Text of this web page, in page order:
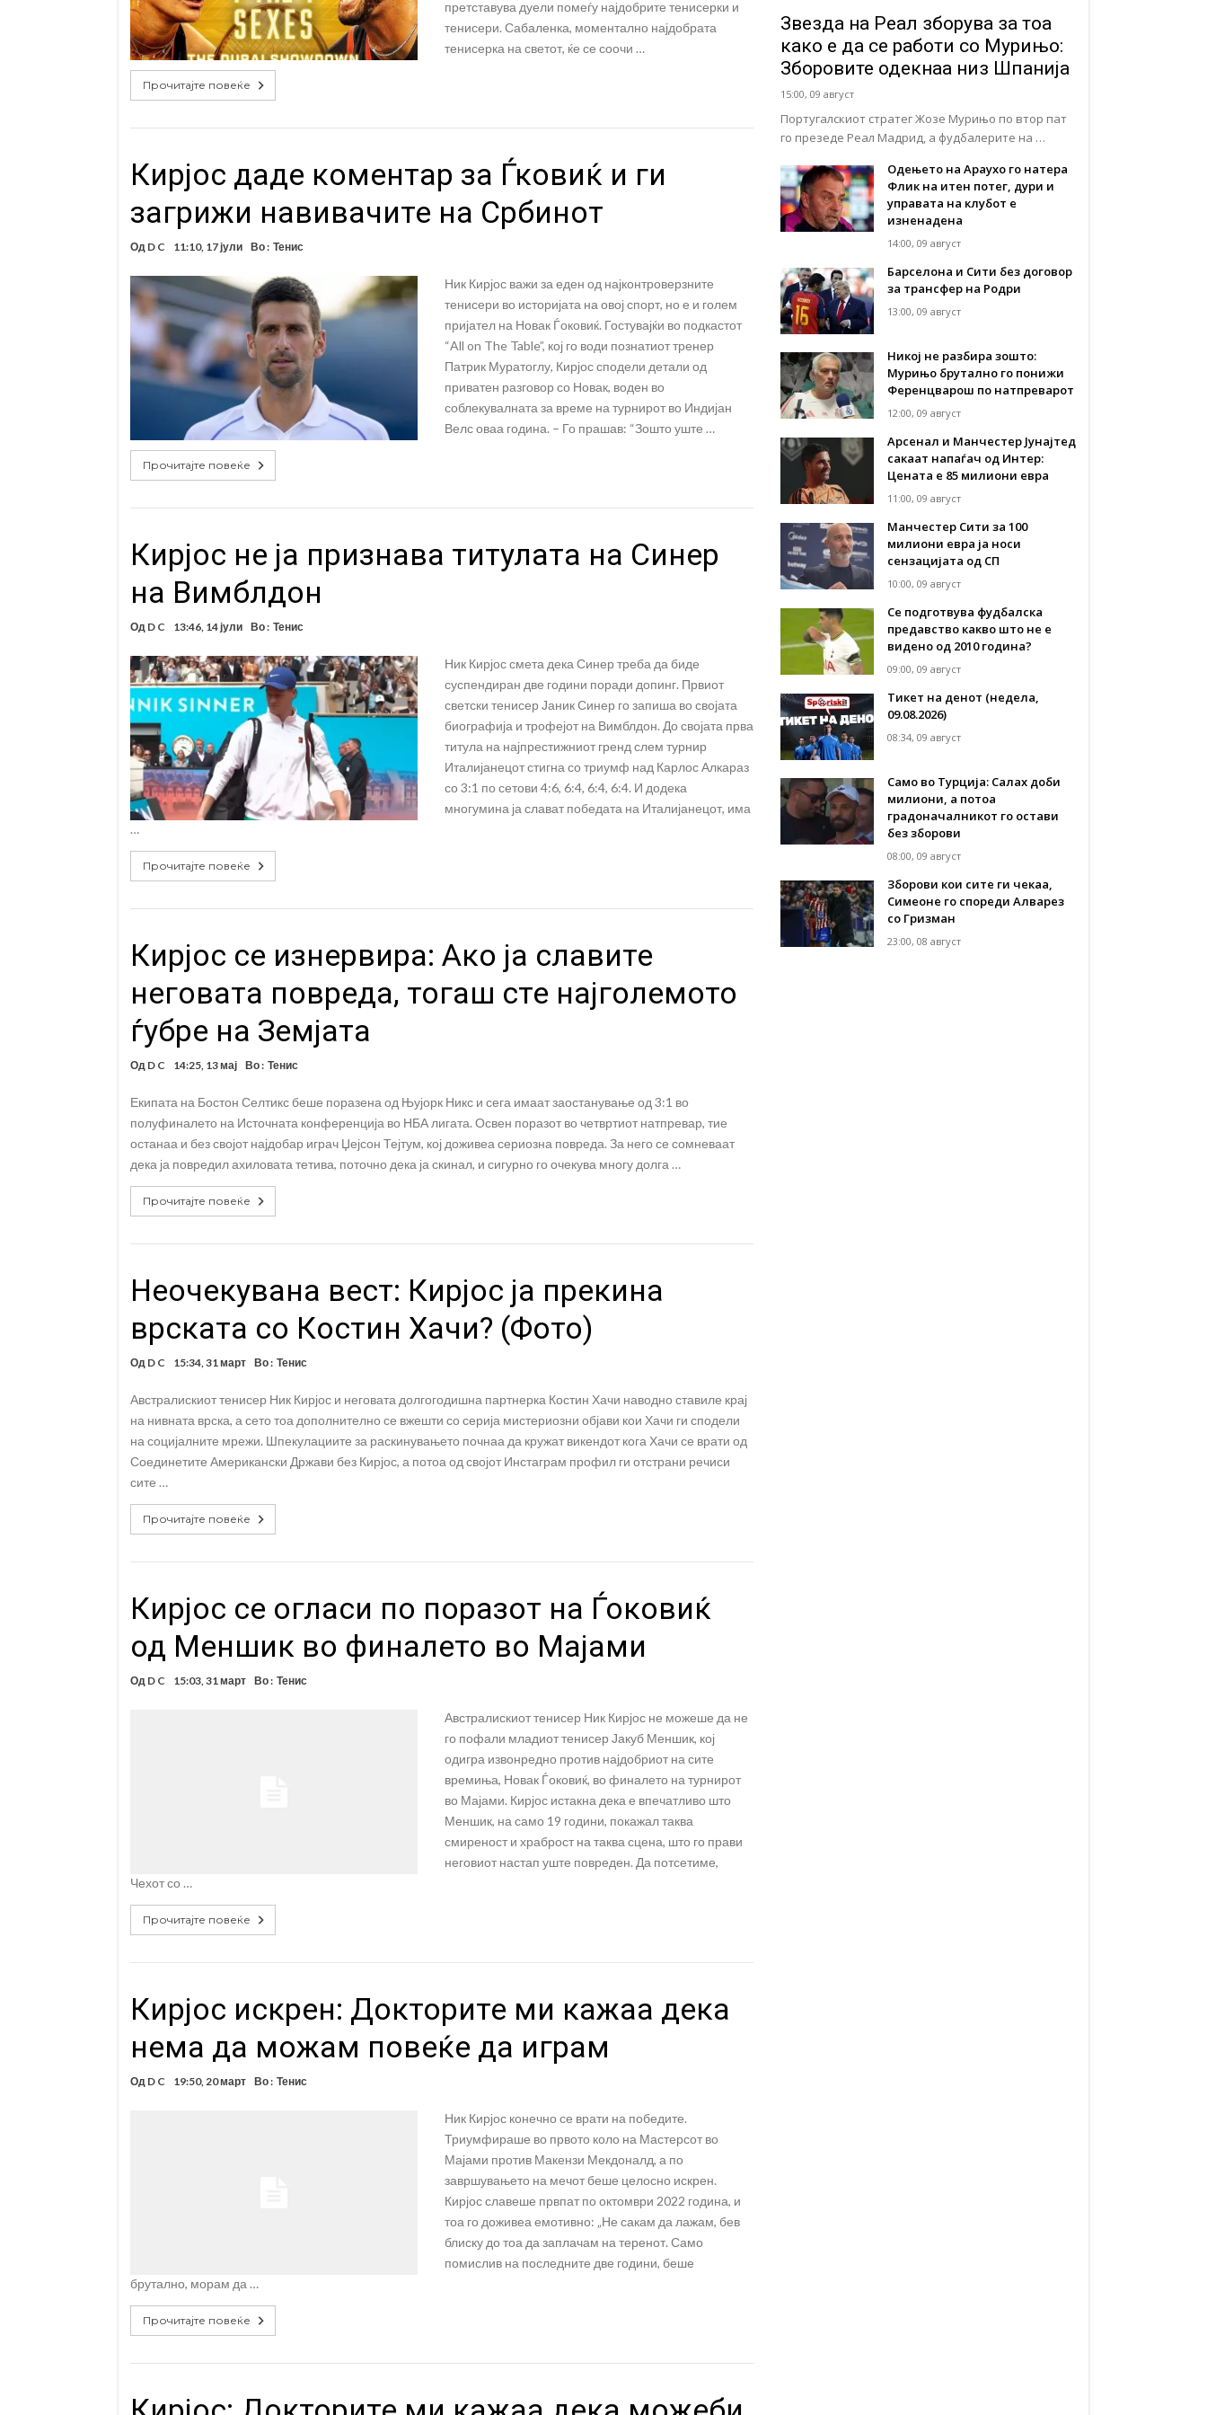
претставува дуели помеѓу најдобрите тенисерки и
тенисери. Сабаленка, моментално најдобрата
тенисерка на светот, ќе се соочи …
Прочитајте повеќе
Кирјос даде коментар за Ѓковиќ и ги
загрижи навивачите на Србинот
Од D C 11:10, 17 јули Во : Тенис
Ник Кирјос важи за еден од најконтроверзните
тенисери во историјата на овој спорт, но е и голем
пријател на Новак Ѓоковиќ. Гостувајќи во подкастот
“All on The Table”, кој го води познатиот тренер
Патрик Муратоглу, Кирјос сподели детали од
приватен разговор со Новак, воден во
соблекувалната за време на турнирот во Индијан
Велс оваа година. – Го прашав: “Зошто уште …
Прочитајте повеќе
Кирјос не ја признава титулата на Синер
на Вимблдон
Од D C 13:46, 14 јули Во : Тенис
Ник Кирјос смета дека Синер треба да биде
суспендиран две години поради допинг. Првиот
светски тенисер Јаник Синер го запиша во својата
биографија и трофејот на Вимблдон. До својата прва
титула на најпрестижниот гренд слем турнир
Италијанецот стигна со триумф над Карлос Алкараз
со 3:1 по сетови 4:6, 6:4, 6:4, 6:4. И додека
многумина ја слават победата на Италијанецот, има
…
Прочитајте повеќе
Кирјос се изнервира: Ако ја славите
неговата повреда, тогаш сте најголемото
ѓубре на Земјата
Од D C 14:25, 13 мај Во : Тенис
Екипата на Бостон Селтикс беше поразена од Њујорк Никс и сега имаат заостанување од 3:1 во
полуфиналето на Источната конференција во НБА лигата. Освен поразот во четвртиот натпревар, тие
останаа и без својот најдобар играч Џејсон Тејтум, кој доживеа сериозна повреда. За него се сомневаат
дека ја повредил ахиловата тетива, поточно дека ја скинал, и сигурно го очекува многу долга …
Прочитајте повеќе
Неочекувана вест: Кирјос ја прекина
врската со Костин Хачи? (Фото)
Од D C 15:34, 31 март Во : Тенис
Австралискиот тенисер Ник Кирјос и неговата долгогодишна партнерка Костин Хачи наводно ставиле крај
на нивната врска, а сето тоа дополнително се вжешти со серија мистериозни објави кои Хачи ги сподели
на социјалните мрежи. Шпекулациите за раскинувањето почнаа да кружат викендот кога Хачи се врати од
Соединетите Американски Држави без Кирјос, а потоа од својот Инстаграм профил ги отстрани речиси
сите …
Прочитајте повеќе
Кирјос се огласи по поразот на Ѓоковиќ
од Меншик во финалето во Мајами
Од D C 15:03, 31 март Во : Тенис
Австралискиот тенисер Ник Кирјос не можеше да не
го пофали младиот тенисер Јакуб Меншик, кој
одигра извонредно против најдобриот на сите
времиња, Новак Ѓоковиќ, во финалето на турнирот
во Мајами. Кирјос истакна дека е впечатливо што
Меншик, на само 19 години, покажал таква
смиреност и храброст на таква сцена, што го прави
неговиот настап уште повреден. Да потсетиме,
Чехот со …
Прочитајте повеќе
Кирјос искрен: Докторите ми кажаа дека
нема да можам повеќе да играм
Од D C 19:50, 20 март Во : Тенис
Ник Кирјос конечно се врати на победите.
Триумфираше во првото коло на Мастерсот во
Мајами против Макензи Мекдоналд, а по
завршувањето на мечот беше целосно искрен.
Кирјос славеше првпат по октомври 2022 година, и
тоа го доживеа емотивно: „Не сакам да лажам, бев
блиску до тоа да заплачам на теренот. Само
помислив на последните две години, беше
брутално, морам да …
Прочитајте повеќе
Звезда на Реал зборува за тоа
како е да се работи со Мурињо:
Зборовите одекнаа низ Шпанија
15:00, 09 август
Португалскиот стратег Жозе Мурињо по втор пат
го презеде Реал Мадрид, а фудбалерите на …
Одењето на Араухо го натера
Флик на итен потег, дури и
управата на клубот е
изненадена
14:00, 09 август
Барселона и Сити без договор
за трансфер на Родри
13:00, 09 август
Никој не разбира зошто:
Мурињо брутално го понижи
Ференцварош по натпреварот
12:00, 09 август
Арсенал и Манчестер Јунајтед
сакаат напаѓач од Интер:
Цената е 85 милиони евра
11:00, 09 август
Манчестер Сити за 100
милиони евра ја носи
сензацијата од СП
10:00, 09 август
Се подготвува фудбалска
предавство какво што не е
видено од 2010 година?
09:00, 09 август
Тикет на денот (недела,
09.08.2026)
08:34, 09 август
Само во Турција: Салах доби
милиони, а потоа
градоначалникот го остави
без зборови
08:00, 09 август
Зборови кои сите ги чекаа,
Симеоне го спореди Алварез
со Гризман
23:00, 08 август